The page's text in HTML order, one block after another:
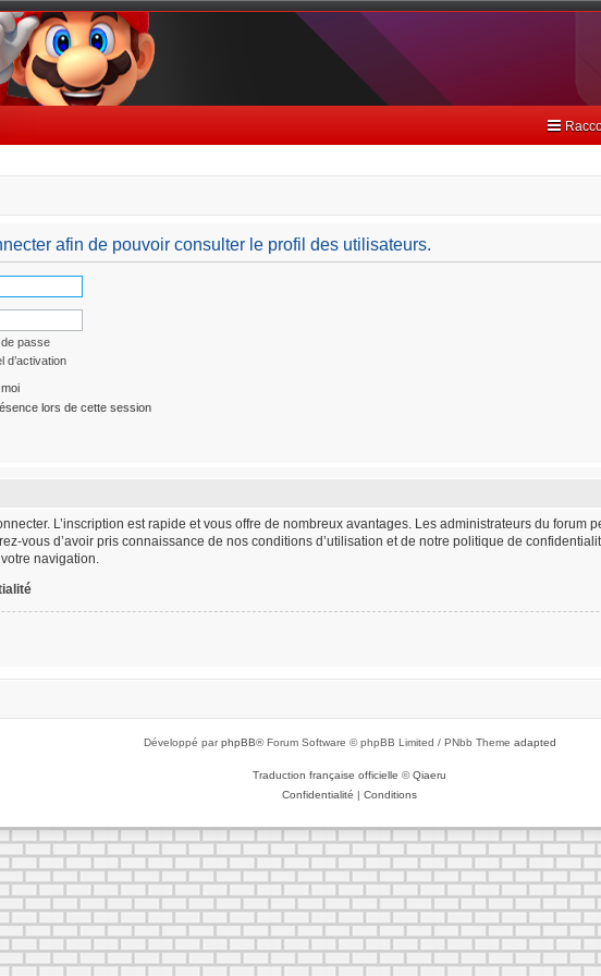
afin de pouvoir consulter le profil des utilisateurs.
de passe
d’activation
lors de cette session
L’inscription est rapide et vous offre de nombreux avantages. Les administrateurs du
vous d’avoir pris connaissance de nos conditions d’utilisation et de notre politique de
navigation.
Développé parphpBB® Forum Software © phpBB Limited / PNbb Theme adapted
Traduction française officielle ©Qiaeru
Confidentialité | Conditions